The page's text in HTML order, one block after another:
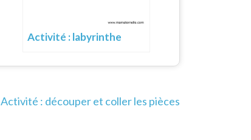
Activité : labyrinthe
Activité : découper et coller les pièces